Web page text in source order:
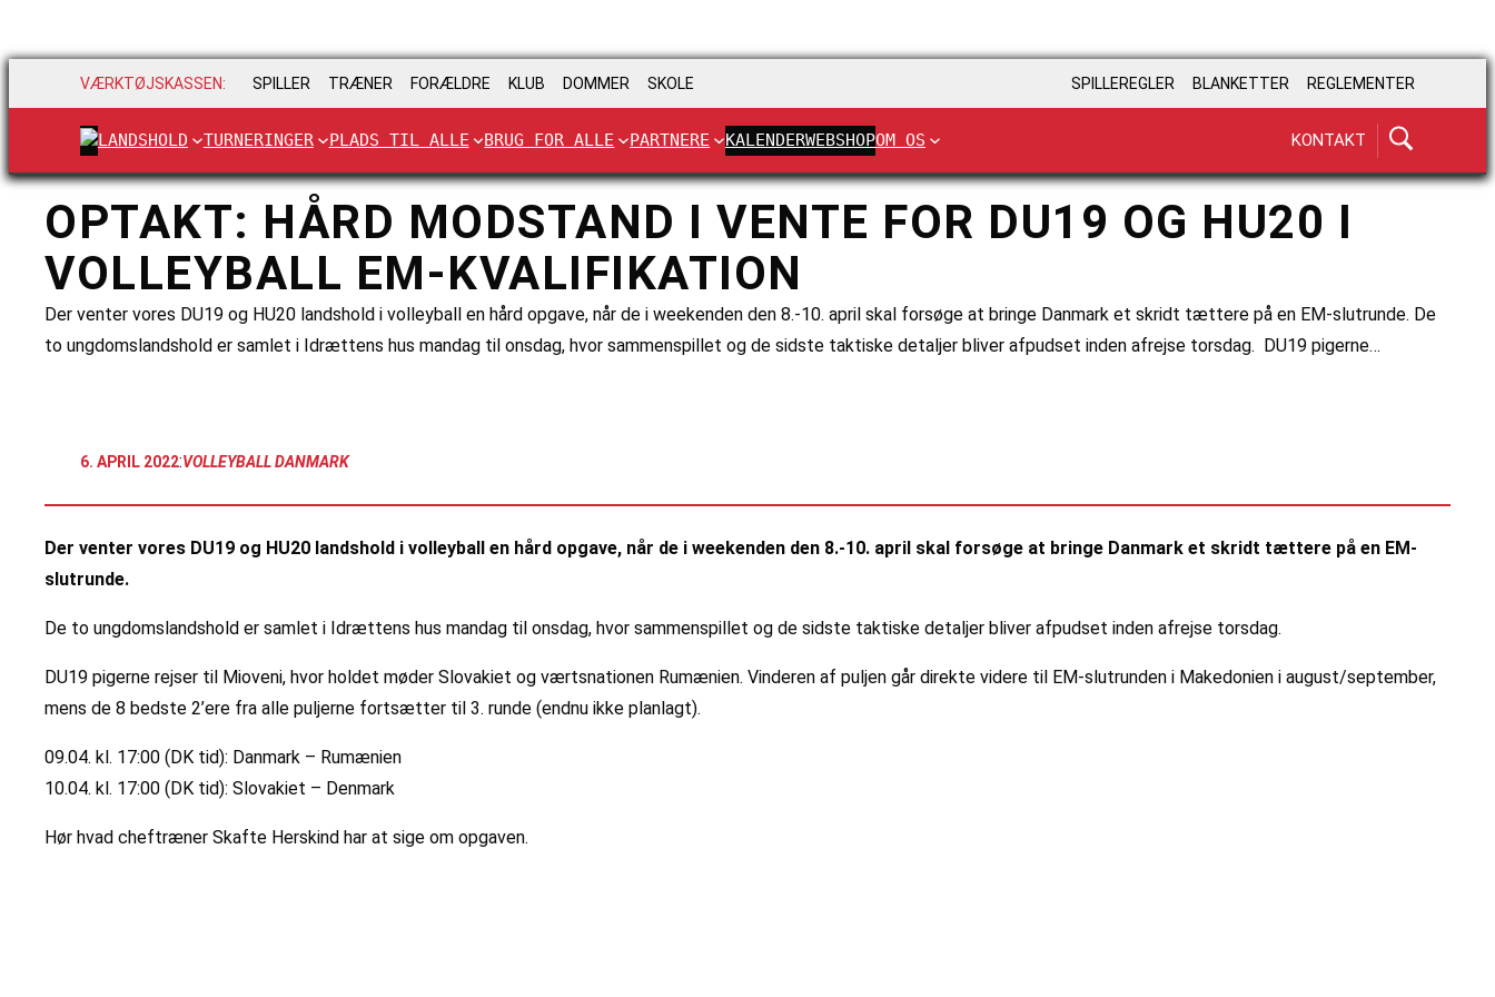
VÆRKTØJSKASSEN: SPILLER TRÆNER FORÆLDRE KLUB DOMMER SKOLE SPILLEREGLER BLANKETTER REGLEMENTER
LANDSHOLD TURNERINGER PLADS TIL ALLE BRUG FOR ALLE PARTNERE KALENDERWEBSHOPOM OS KONTAKT
OPTAKT: HÅRD MODSTAND I VENTE FOR DU19 OG HU20 I
VOLLEYBALL EM-KVALIFIKATION
Der venter vores DU19 og HU20 landshold i volleyball en hård opgave, når de i weekenden den 8.-10. april skal forsøge at bringe Danmark et skridt tættere på en EM-slutrunde. De
to ungdomslandshold er samlet i Idrættens hus mandag til onsdag, hvor sammenspillet og de sidste taktiske detaljer bliver afpudset inden afrejse torsdag. DU19 pigerne…
6. APRIL 2022:VOLLEYBALL DANMARK
Der venter vores DU19 og HU20 landshold i volleyball en hård opgave, når de i weekenden den 8.-10. april skal forsøge at bringe Danmark et skridt tættere på en EM-
slutrunde.
De to ungdomslandshold er samlet i Idrættens hus mandag til onsdag, hvor sammenspillet og de sidste taktiske detaljer bliver afpudset inden afrejse torsdag.
DU19 pigerne rejser til Mioveni, hvor holdet møder Slovakiet og værtsnationen Rumænien. Vinderen af puljen går direkte videre til EM-slutrunden i Makedonien i august/september,
mens de 8 bedste 2’ere fra alle puljerne fortsætter til 3. runde (endnu ikke planlagt).
09.04. kl. 17:00 (DK tid): Danmark – Rumænien
10.04. kl. 17:00 (DK tid): Slovakiet – Denmark
Hør hvad cheftræner Skafte Herskind har at sige om opgaven.